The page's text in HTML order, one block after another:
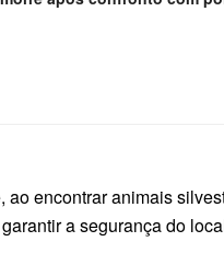
encontrar animais
a segurança do